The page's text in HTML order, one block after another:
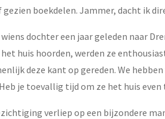
boekdelen. Jammer, dacht ik
dochter een jaar geleden naar
huis hoorden, werden ze
deze kant op gereden. We
je toevallig tijd om ze het huis even
verliep op een bijzondere